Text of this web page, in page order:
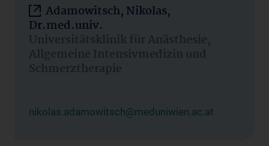
Adamowitsch, Nikolas,
Dr.med.univ.
Universitätsklinik für Anästhesie,
Allgemeine Intensivmedizin und
Schmerztherapie
nikolas.adamowitsch@meduniwien.ac.at